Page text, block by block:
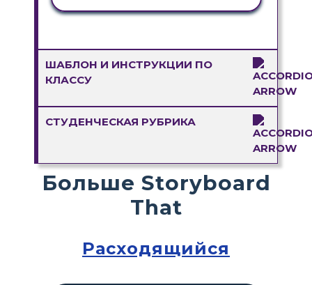
ШАБЛОН И ИНСТРУКЦИИ ПО
КЛАССУ
СТУДЕНЧЕСКАЯ РУБРИКА
Больше Storyboard
That
Расходящийся